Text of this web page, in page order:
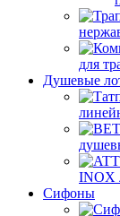
для
Душевые
INOX
Сифоны